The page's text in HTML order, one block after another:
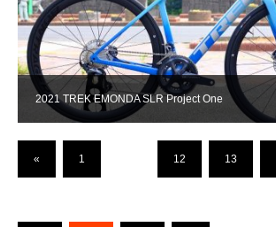
2021 TREK EMONDA SLR Project One
« 1 12 13